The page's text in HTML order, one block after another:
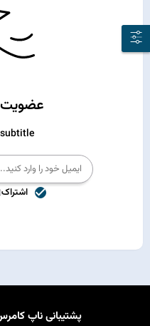
عضویت
اشتراک
پشتیبانی ناپ